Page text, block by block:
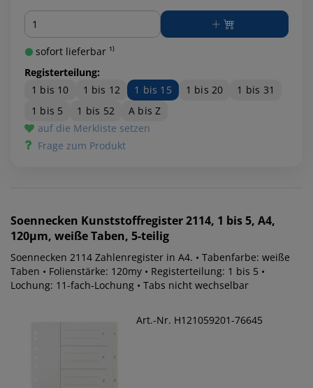
Menge
sofort lieferbar ¹⁾
Registerteilung:
1 bis 10
1 bis 12 1 bis 15 1 bis 20
1 bis 31
1 bis 5
1 bis 52
A bis Z
auf die Merkliste setzen
Frage zum Produkt
Soennecken Kunststoffregister 2114, 1 bis 5, A4,
120µm, weiße Taben, 5-teilig
Soennecken 2114 Zahlenregister in A4. • Tabenfarbe: weiße
Taben • Folienstärke: 120my • Registerteilung: 1 bis 5 •
Lochung: 11-fach-Lochung • Tabs nicht wechselbar
Art.-Nr. H121059201-76645